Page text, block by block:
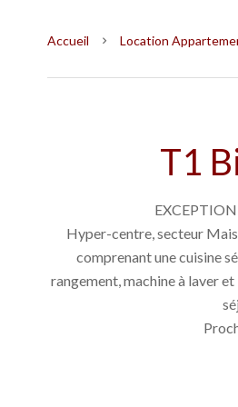
Accueil Location
T1
Hyper-centre, secteur
comprenant une cuisine
rangement, machine à laver